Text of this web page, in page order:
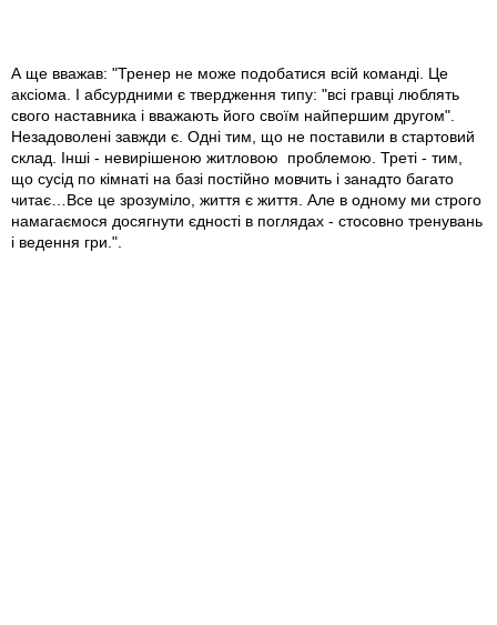
А ще вважав: "Тренер не може подобатися всій команді. Це
аксіома. І абсурдними є твердження типу: "всі гравці люблять
свого наставника і вважають його своїм найпершим другом".
Незадоволені завжди є. Одні тим, що не поставили в стартовий
склад. Інші - невирішеною житловою проблемою. Треті - тим,
що сусід по кімнаті на базі постійно мовчить і занадто багато
читає…Все це зрозуміло, життя є життя. Але в одному ми строго
намагаємося досягнути єдності в поглядах - стосовно тренувань
і ведення гри.".